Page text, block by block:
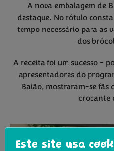
A nova embalagem de
destaque. No rótulo
tempo necessário para as
dos
A receita foi um sucesso -
apresentadores do
Baião, mostraram-se fãs
crocante
Este site usa